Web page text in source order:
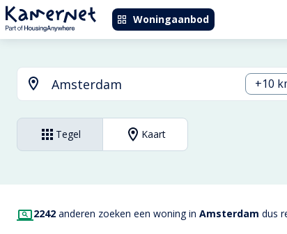
Woningaanbod
+10
Tegel Kaart
2242 anderen zoeken een woning in Amsterdam dus